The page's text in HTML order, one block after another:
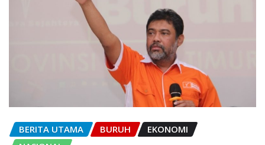
BERITA UTAMA BURUH
EKONOMI